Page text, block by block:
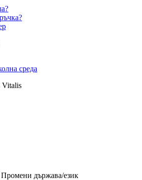
среда
Vitalis
Промени държава/език